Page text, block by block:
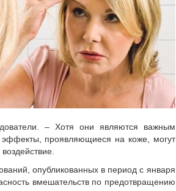
– Хотя они являются важным
проявляющиеся на коже, могут
опубликованных в период с января
вмешательств по предотвращению